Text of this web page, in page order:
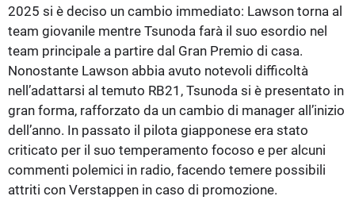
2025 si è deciso un cambio immediato: Lawson torna al
team giovanile mentre Tsunoda farà il suo esordio nel
team principale a partire dal Gran Premio di casa.
Nonostante Lawson abbia avuto notevoli difficoltà
nell’adattarsi al temuto RB21, Tsunoda si è presentato in
gran forma, rafforzato da un cambio di manager all’inizio
dell’anno. In passato il pilota giapponese era stato
criticato per il suo temperamento focoso e per alcuni
commenti polemici in radio, facendo temere possibili
attriti con Verstappen in caso di promozione.